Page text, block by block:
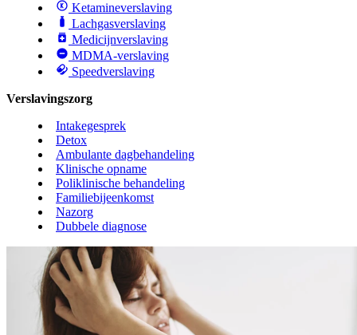
Ketamineverslaving
Lachgasverslaving
Medicijnverslaving
MDMA-verslaving
Speedverslaving
Verslavingszorg
Intakegesprek
Detox
Ambulante dagbehandeling
Klinische opname
Poliklinische behandeling
Familiebijeenkomst
Nazorg
Dubbele diagnose